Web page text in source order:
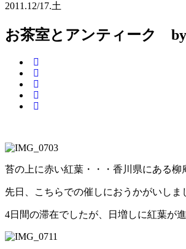
2011.12/17.土
お茶室とアンティーク
苔の上に赤い紅葉・・・香川県にある柳
先日、こちらでの催しにおうかがいしま
4日間の滞在でしたが、日増しに紅葉が